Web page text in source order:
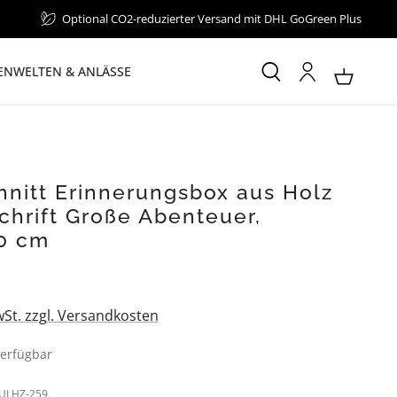
Optional CO2-reduzierter Versand mit DHL GoGreen Plus
& ANLÄSSE
Erinnerungsbox aus Holz
Große Abenteuer,
cm
zzgl. Versandkosten
259